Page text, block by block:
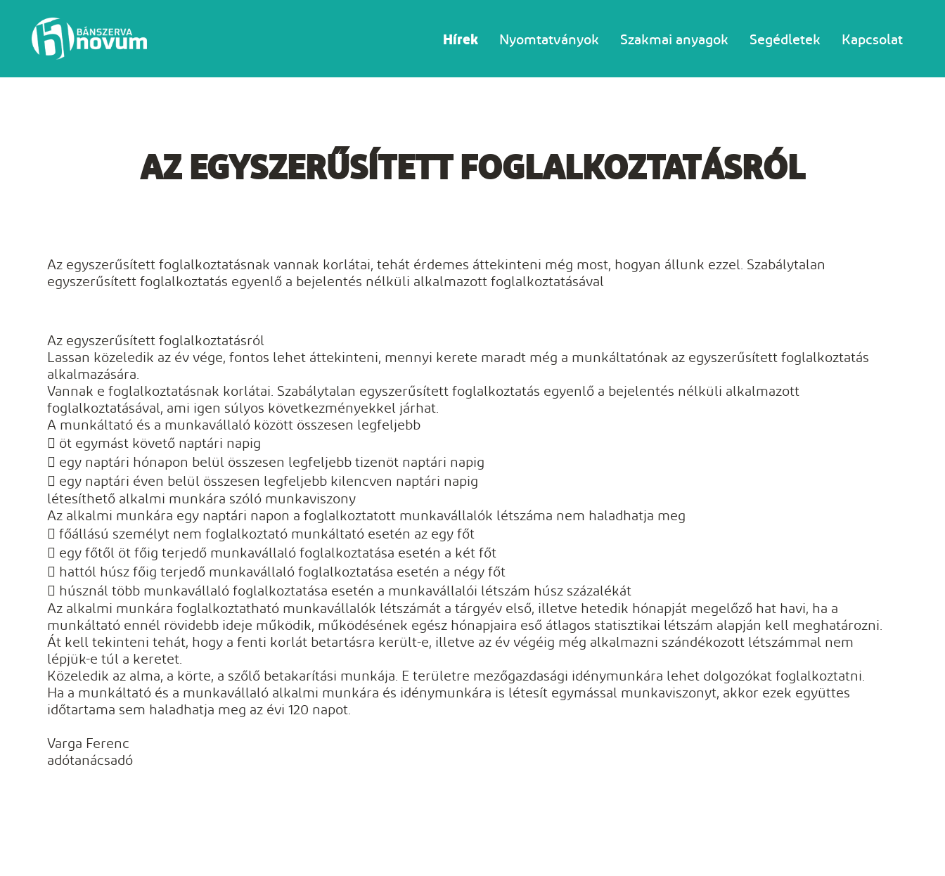
Hírek Nyomtatványok Szakmai anyagok Segédletek Kapcsolat
AZ EGYSZERŰSÍTETT FOGLALKOZTATÁSRÓL
Az egyszerűsített foglalkoztatásnak vannak korlátai, tehát érdemes áttekinteni még most, hogyan állunk ezzel. Szabálytalan
egyszerűsített foglalkoztatás egyenlő a bejelentés nélküli alkalmazott foglalkoztatásával
Az egyszerűsített foglalkoztatásról
Lassan közeledik az év vége, fontos lehet áttekinteni, mennyi kerete maradt még a munkáltatónak az egyszerűsített foglalkoztatás
alkalmazására.
Vannak e foglalkoztatásnak korlátai. Szabálytalan egyszerűsített foglalkoztatás egyenlő a bejelentés nélküli alkalmazott
foglalkoztatásával, ami igen súlyos következményekkel járhat.
A munkáltató és a munkavállaló között összesen legfeljebb
 öt egymást követő naptári napig
 egy naptári hónapon belül összesen legfeljebb tizenöt naptári napig
 egy naptári éven belül összesen legfeljebb kilencven naptári napig
létesíthető alkalmi munkára szóló munkaviszony
Az alkalmi munkára egy naptári napon a foglalkoztatott munkavállalók létszáma nem haladhatja meg
 főállású személyt nem foglalkoztató munkáltató esetén az egy főt
 egy főtől öt főig terjedő munkavállaló foglalkoztatása esetén a két főt
 hattól húsz főig terjedő munkavállaló foglalkoztatása esetén a négy főt
 húsznál több munkavállaló foglalkoztatása esetén a munkavállalói létszám húsz százalékát
Az alkalmi munkára foglalkoztatható munkavállalók létszámát a tárgyév első, illetve hetedik hónapját megelőző hat havi, ha a
munkáltató ennél rövidebb ideje működik, működésének egész hónapjaira eső átlagos statisztikai létszám alapján kell meghatározni.
Át kell tekinteni tehát, hogy a fenti korlát betartásra került-e, illetve az év végéig még alkalmazni szándékozott létszámmal nem
lépjük-e túl a keretet.
Közeledik az alma, a körte, a szőlő betakarítási munkája. E területre mezőgazdasági idénymunkára lehet dolgozókat foglalkoztatni.
Ha a munkáltató és a munkavállaló alkalmi munkára és idénymunkára is létesít egymással munkaviszonyt, akkor ezek együttes
időtartama sem haladhatja meg az évi 120 napot.
Varga Ferenc
adótanácsadó